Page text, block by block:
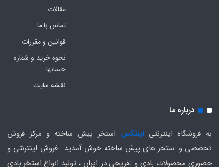
مقالات
تماس با ما
قوانین و مقررات
نحوه خرید و شماره
حسابها
نقشه سایت
درباره ما
به فروشگاه اینترنتیاینتکس استخر پیش ساخته و مرکز فروش
تخصصی و استخر های پیش ساخته خوش آمدید . فروش اینترنتی و
حضوری محصولات بادی و تفریحی در ایران ، تولید انواع استخر بادی